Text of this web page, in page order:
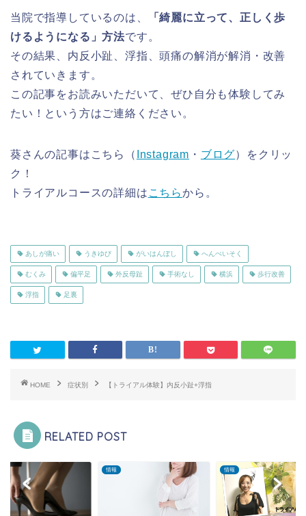
当院で指導しているのは、
「綺麗に立って、正しく歩
けるようになる」方法です。
その結果、内反小趾、浮指、頭痛の解消が解消・改善
されていきます。
この記事をお読みいただいて、ぜひ自分も体験してみ
たい！という方はご連絡ください。
葵さんの記事はこちら（ Instagram ・ ブログ）をクリッ
ク！
トライアルコースの詳細は こちらから。
あしが痛い うきゆび がいはんぼし へんぺいそく
むくみ 偏平足 外反母趾 手術なし 横浜 歩行改善
浮指 足裏
HOME 症状別 【トライアル体験】内反小趾+浮指
RELATED POST
情報 情報